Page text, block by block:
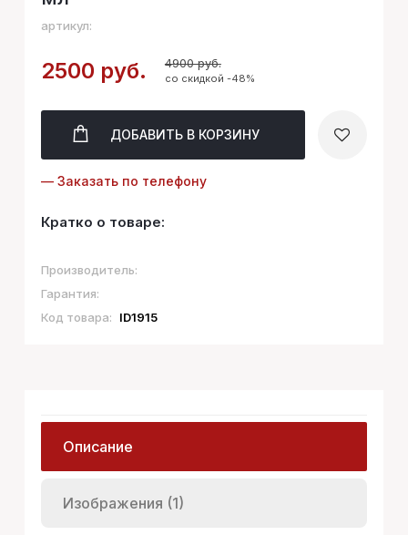
артикул:
2500 руб. 4900 руб.
со скидкой -48%
ДОБАВИТЬ В КОРЗИНУ
— Заказать по телефону
Кратко о товаре:
Производитель:
Гарантия:
Код товара:
ID1915
Описание
Изображения (1)